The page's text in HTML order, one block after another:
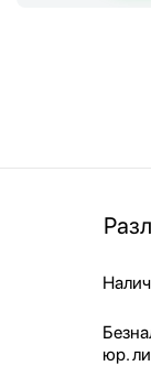
юр.